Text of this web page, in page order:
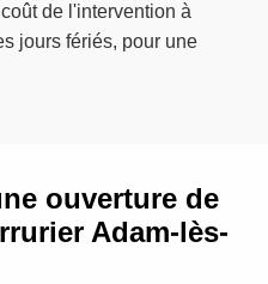
de l'intervention à
jours fériés, pour une
ouverture de
Adam-lès-